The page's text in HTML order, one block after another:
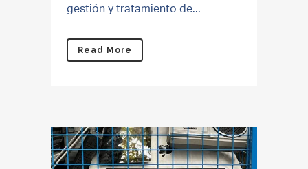
gestión y tratamiento de...
Read More